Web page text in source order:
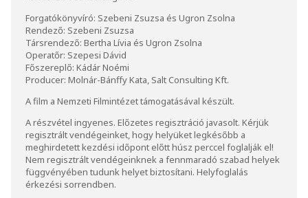
Forgatókönyvíró: Szebeni Zsuzsa és Ugron Zsolna
Rendező: Szebeni Zsuzsa
Társrendező: Bertha Lívia és Ugron Zsolna
Operatőr: Szepesi Dávid
Főszereplő: Kádár Noémi
Producer: Molnár-Bánffy Kata, Salt Consulting Kft.
A film a Nemzeti Filmintézet támogatásával készült.
A részvétel ingyenes. Előzetes regisztráció javasolt. Kérjük
regisztrált vendégeinket, hogy helyüket legkésőbb a
meghirdetett kezdési időpont előtt húsz perccel foglalják el!
Nem regisztrált vendégeinknek a fennmaradó szabad helyek
függvényében tudunk helyet biztosítani. Helyfoglalás
érkezési sorrendben.